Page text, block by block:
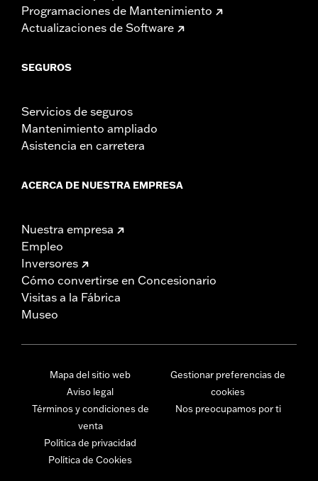
Programaciones de Mantenimiento
Actualizaciones de Software
SEGUROS
Servicios de seguros
Mantenimiento ampliado
Asistencia en carretera
ACERCA DE NUESTRA EMPRESA
Nuestra empresa
Empleo
Inversores
Cómo convertirse en Concesionario
Visitas a la Fábrica
Museo
Mapa del sitio web
Aviso legal
Términos y condiciones de
venta
Política de privacidad
Política de Cookies
Gestionar preferencias de
cookies
Nos preocupamos por ti